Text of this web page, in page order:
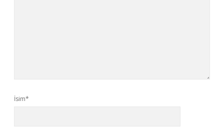
İsim*